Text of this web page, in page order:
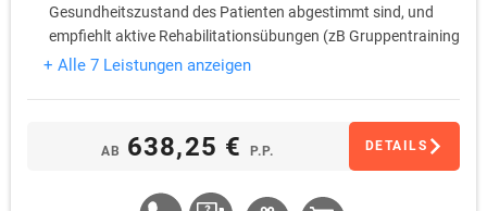
Gesundheitszustand des Patienten abgestimmt sind, und
empfiehlt aktive Rehabilitationsübungen (zB Gruppentraining
oder Fitnesseinheiten)
+ Alle 7 Leistungen anzeigen
AB 638,25 € P.P. DETAILS